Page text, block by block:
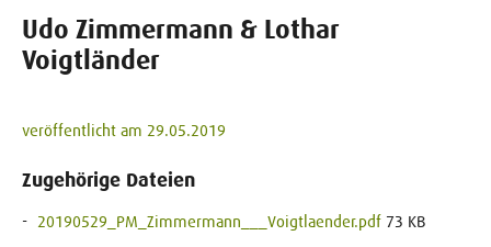
Udo Zimmermann & Lothar
Voigtländer
veröffentlicht am 29.05.2019
Zugehörige Dateien
20190529_PM_Zimmermann___Voigtlaender.pdf 73 KB